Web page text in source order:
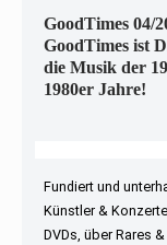
GoodTimes 04/
GoodTimes ist
die Musik der
1980er Jahre!
Fundiert und
Künstler &
DVDs, über Rares